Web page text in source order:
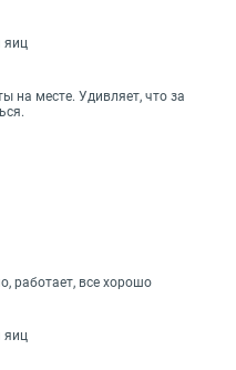
яиц
на месте. Удивляет, что за
работает, все хорошо
яиц